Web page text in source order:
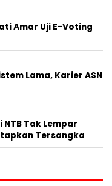
Amar Uji E-Voting
Lama, Karier ASN
NTB Tak Lempar
Tersangka